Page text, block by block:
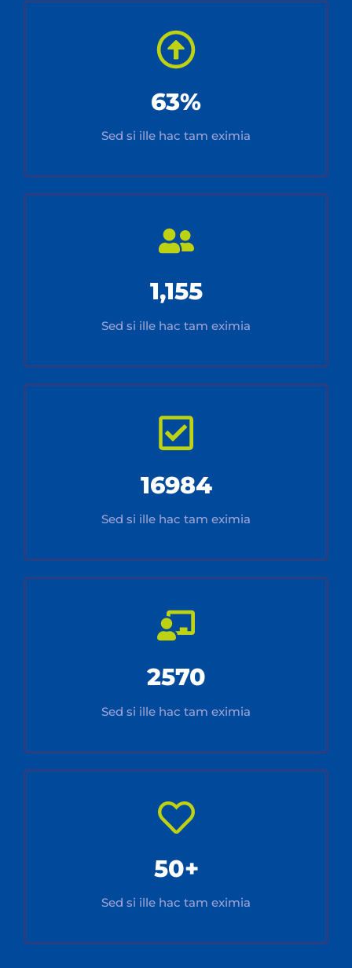
63%
Sed si ille hac tam eximia
1,155
Sed si ille hac tam eximia
16984
Sed si ille hac tam eximia
2570
Sed si ille hac tam eximia
50+
Sed si ille hac tam eximia